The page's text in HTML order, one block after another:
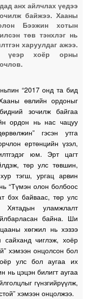
анх айлчлах үедээ
байжээ. Хааны
Бээжин хотын
төв тэнхлэг нь
харуулдаг ажээ.
үеэр хоёр орны
“2017 онд та бид
өвлийн ордоныг
зочилж байгаа
ордон нь нас чацуу
гэсэн утга
ертөнцийн үзэл,
юм. Эрт цагт
төр улс төвшин,
тэгш, ургац арвин
“Түмэн олон болбоос
бэх байваас, төр улс
Хятадын уламжлалт
байна. Ши
хөгжил нь хэзээ
чиглэж, хоёр
хэмээн онцолсон бол
улс бол аугаа их
нь цэцэн билигт аугаа
гүнзгийрүүлж,
хэмээн онцолжээ.